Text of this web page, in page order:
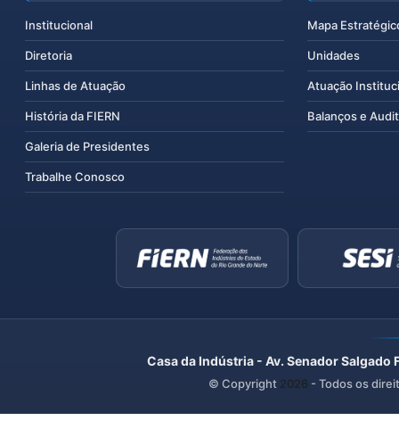
Institucional
Diretoria
Linhas de Atuação
História da FIERN
Galeria de Presidentes
Trabalhe Conosco
Mapa
Unidades
Atuação
Balanços e
Casa da Indústria - Av. Senador
© Copyright 2026 - Todos os